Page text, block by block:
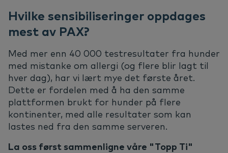
Hvilke sensibiliseringer oppdages
mest av PAX?
Med mer enn 40 000 testresultater fra hunder
med mistanke om allergi (og flere blir lagt til
hver dag), har vi lært mye det første året.
Dette er fordelen med å ha den samme
plattformen brukt for hunder på flere
kontinenter, med alle resultater som kan
lastes ned fra den samme serveren.
La oss først sammenligne våre "Topp Ti"